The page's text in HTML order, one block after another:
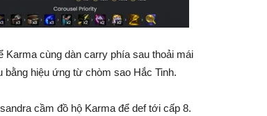
cùng dàn carry phía sau thoải mái
hiệu ứng từ chòm sao Hắc Tinh.
cầm đồ hộ Karma để def tới cấp 8.